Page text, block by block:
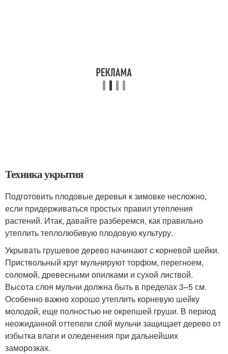
Техника укрытия
Подготовить плодовые деревья к зимовке несложно,
если придерживаться простых правил утепления
растений. Итак, давайте разберемся, как правильно
утеплить теплолюбивую плодовую культуру.
Укрывать грушевое дерево начинают с корневой шейки.
Приствольный круг мульчируют торфом, перегноем,
соломой, древесными опилками и сухой листвой.
Высота слоя мульчи должна быть в пределах 3–5 см.
Особенно важно хорошо утеплить корневую шейку
молодой, еще полностью не окрепшей груши. В период
неожиданной оттепели слой мульчи защищает дерево от
избытка влаги и оледенения при дальнейших
заморозках.